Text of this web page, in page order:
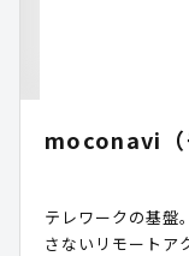
moconavi（
テレワークの基盤
さないリモートア